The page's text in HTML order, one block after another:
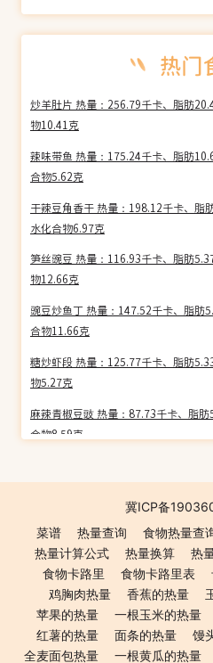
炒羊肚片 热量：256.79千卡、脂肪
物10.41克
辣味带鱼 热量：175.24千卡、脂肪
合物5.62克
干辣豆角香干 热量：198.12千卡、脂
水化合物6.97克
笋丝豌豆 热量：116.93千卡、脂肪
物12.66克
豌豆炒鱼丁 热量：147.52千卡、脂肪
合物11.66克
糖炒虾段 热量：125.77千卡、脂肪
物5.27克
麻辣青椒豆豉 热量：87.73千卡、脂
合物8.59克
合物1.80克
蛎黄炒蛋 热量：163.67千卡、脂肪
物3.43克
肚三样 热量：124.40千卡、脂肪6.30
8.65克
香干牛肉 热量：142.83千卡、脂肪
物6.49克
冀ICP备
菜谱
热量查询 食物热量查
热量计算公式
热量换算 热
食物卡路里
食物卡路里表
鸡胸肉热量
香蕉的热量
苹果的热量
一根玉米的热量
红薯的热量
面条的热量 馒
全麦面包热量
一根黄瓜的热量